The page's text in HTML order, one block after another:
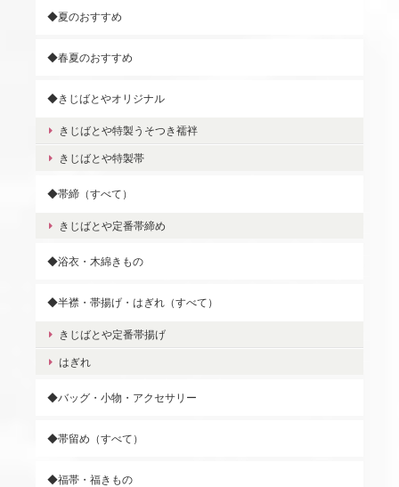
◆夏のおすすめ
◆春夏のおすすめ
◆きじばとやオリジナル
きじばとや特製うそつき襦袢
きじばとや特製帯
◆帯締（すべて）
きじばとや定番帯締め
◆浴衣・木綿きもの
◆半襟・帯揚げ・はぎれ（すべて）
きじばとや定番帯揚げ
はぎれ
◆バッグ・小物・アクセサリー
◆帯留め（すべて）
◆福帯・福きもの